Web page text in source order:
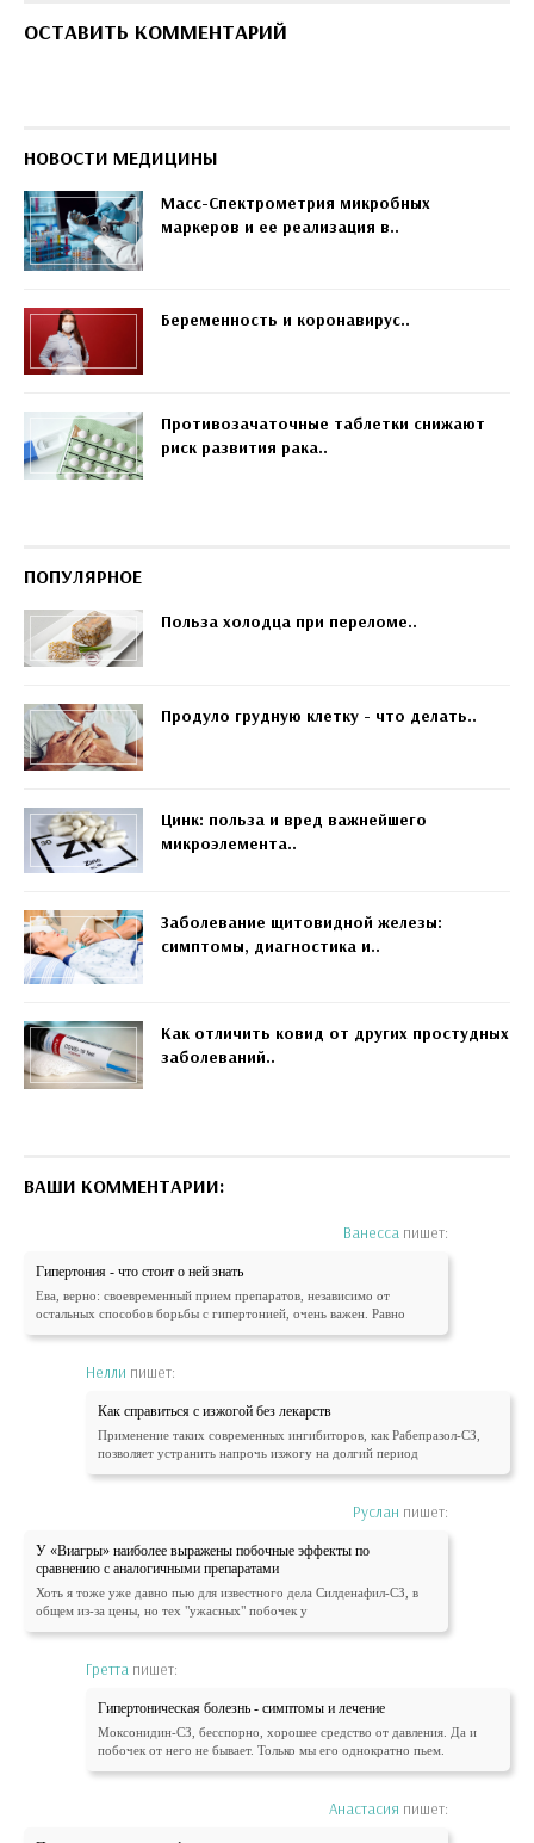
ОСТАВИТЬ КОММЕНТАРИЙ
НОВОСТИ МЕДИЦИНЫ
Масс-Спектрометрия микробных
маркеров и ее реализация в..
Беременность и коронавирус..
Противозачаточные таблетки снижают
риск развития рака..
ПОПУЛЯРНОЕ
Польза холодца при переломе..
Продуло грудную клетку - что делать..
Цинк: польза и вред важнейшего
микроэлемента..
Заболевание щитовидной железы:
симптомы, диагностика и..
Как отличить ковид от других простудных
заболеваний..
ВАШИ КОММЕНТАРИИ:
Ванесса пишет:
Гипертония - что стоит о ней знать
Ева, верно: своевременный прием препаратов, независимо от
остальных способов борьбы с гипертонией, очень важен. Равно
Нелли пишет:
Как справиться с изжогой без лекарств
Применение таких современных ингибиторов, как Рабепразол-СЗ,
позволяет устранить напрочь изжогу на долгий период
Руслан пишет:
У «Виагры» наиболее выражены побочные эффекты по
сравнению с аналогичными препаратами
Хоть я тоже уже давно пью для известного дела Силденафил-СЗ, в
общем из-за цены, но тех "ужасных" побочек у
Гретта пишет:
Гипертоническая болезнь - симптомы и лечение
Моксонидин-СЗ, бесспорно, хорошее средство от давления. Да и
побочек от него не бывает. Только мы его однократно пьем.
Анастасия пишет: